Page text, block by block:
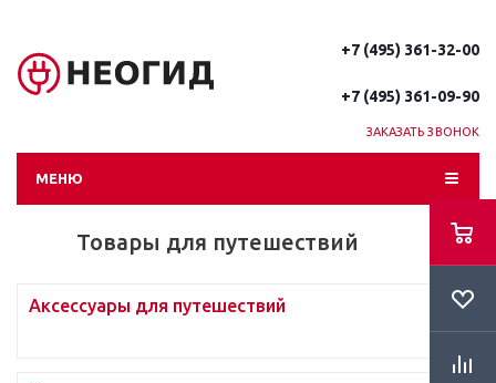
+7 (495) 361-32-00
+7 (495) 361-09-90
ЗАКАЗАТЬ ЗВОНОК
МЕНЮ
Товары для путешествий
Аксессуары для путешествий